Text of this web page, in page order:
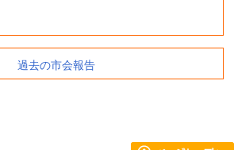
過去の市会報告